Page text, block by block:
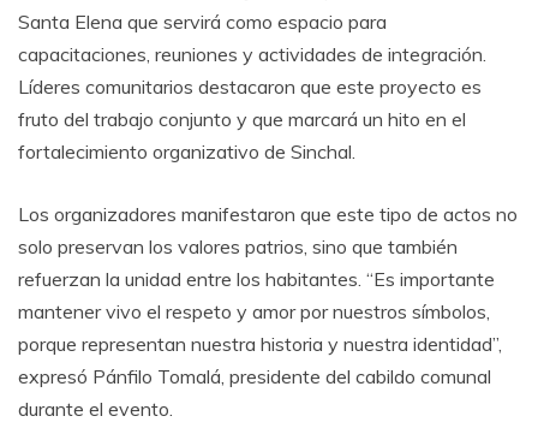
Santa Elena que servirá como espacio para
capacitaciones, reuniones y actividades de integración.
Líderes comunitarios destacaron que este proyecto es
fruto del trabajo conjunto y que marcará un hito en el
fortalecimiento organizativo de Sinchal.
Los organizadores manifestaron que este tipo de actos no
solo preservan los valores patrios, sino que también
refuerzan la unidad entre los habitantes. “Es importante
mantener vivo el respeto y amor por nuestros símbolos,
porque representan nuestra historia y nuestra identidad”,
expresó Pánfilo Tomalá, presidente del cabildo comunal
durante el evento.